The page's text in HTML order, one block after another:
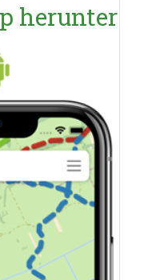
herunter